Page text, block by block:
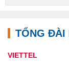
TỔNG ĐÀI
VIETTEL